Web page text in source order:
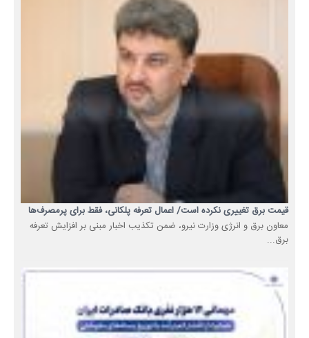
قیمت برق تغییری نکرده است/ اعمال تعرفه پلکانی، فقط برای پرمصرف‌ها
معاون برق و انرژی وزارت نیرو، ضمن تکذیب اخبار مبنی بر افزایش تعرفه
برق...